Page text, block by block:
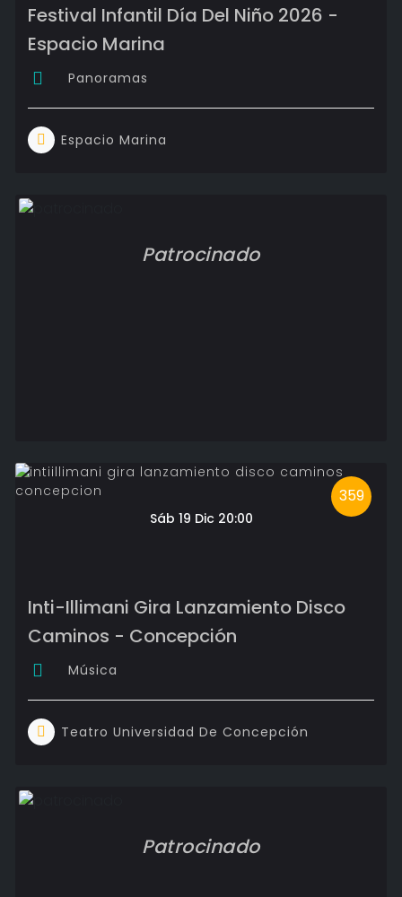
Festival Infantil Día Del Niño 2026 -
Espacio Marina
Panoramas
Espacio Marina
Patrocinado
359
Sáb 19 Dic 20:00
Inti-Illimani Gira Lanzamiento Disco
Caminos - Concepción
Música
Teatro Universidad De Concepción
Patrocinado